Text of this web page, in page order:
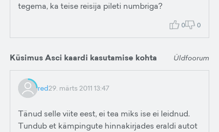
tegema, ka teise reisija pileti numbriga?
0 0
Küsimus Asci kaardi kasutamise kohta Üldfoorum
red29. märts 2011 13:47
Tänud selle viite eest, ei tea miks ise ei leidnud.
Tundub et kämpingute hinnakirjades eraldi autot